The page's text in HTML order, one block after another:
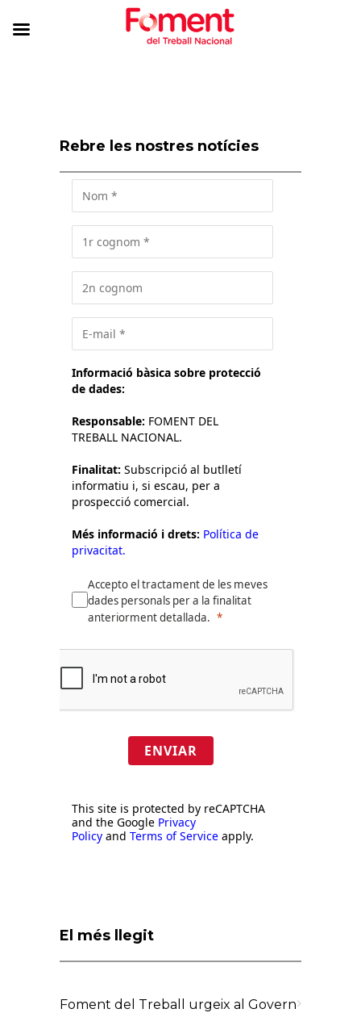
Rebre les nostres notícies
Informació bàsica sobre protecció
de dades:
Responsable: FOMENT DEL
TREBALL NACIONAL.
Finalitat: Subscripció al butlletí
informatiu i, si escau, per a
prospecció comercial.
Més informació i drets: Política de
privacitat.
Accepto el tractament de les meves
dades personals per a la finalitat
anteriorment detallada.
ENVIAR
This site is protected by reCAPTCHA
and the Google Privacy
Policy and Terms of Service apply.
El més llegit
Foment del Treball urgeix al Govern